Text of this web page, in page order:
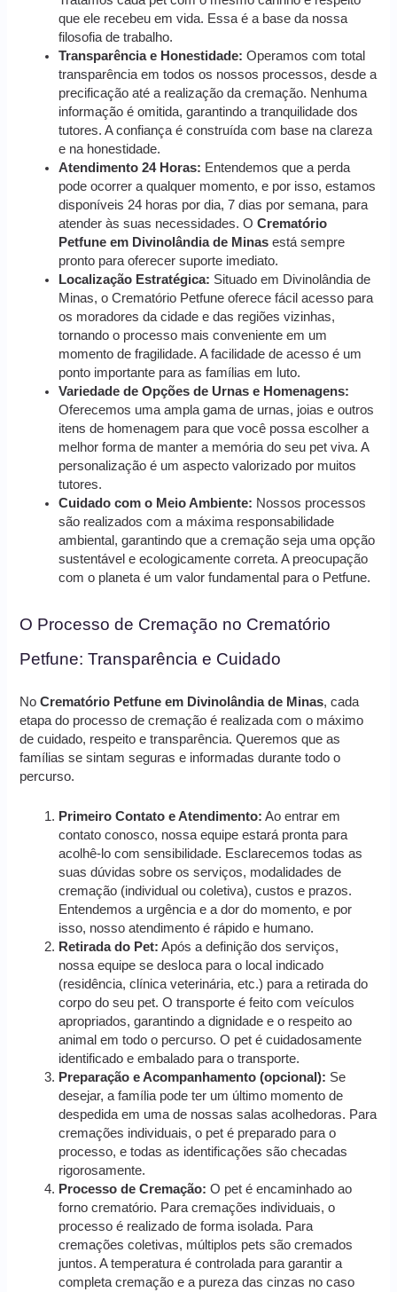
que ele recebeu em vida. Essa é a base da nossa
filosofia de trabalho.
Transparência e Honestidade: Operamos com total
transparência em todos os nossos processos, desde a
precificação até a realização da cremação. Nenhuma
informação é omitida, garantindo a tranquilidade dos
tutores. A confiança é construída com base na clareza
e na honestidade.
Atendimento 24 Horas: Entendemos que a perda
pode ocorrer a qualquer momento, e por isso, estamos
disponíveis 24 horas por dia, 7 dias por semana, para
atender às suas necessidades. OCrematório
Petfune em Divinolândia de Minas está sempre
pronto para oferecer suporte imediato.
Localização Estratégica: Situado em Divinolândia de
Minas, o Crematório Petfune oferece fácil acesso para
os moradores da cidade e das regiões vizinhas,
tornando o processo mais conveniente em um
momento de fragilidade. A facilidade de acesso é um
ponto importante para as famílias em luto.
Variedade de Opções de Urnas e Homenagens:
Oferecemos uma ampla gama de urnas, joias e outros
itens de homenagem para que você possa escolher a
melhor forma de manter a memória do seu pet viva. A
personalização é um aspecto valorizado por muitos
tutores.
Cuidado com o Meio Ambiente: Nossos processos
são realizados com a máxima responsabilidade
ambiental, garantindo que a cremação seja uma opção
sustentável e ecologicamente correta. A preocupação
com o planeta é um valor fundamental para o Petfune.
O Processo de Cremação no Crematório
Petfune: Transparência e Cuidado
NoCrematório Petfune em Divinolândia de Minas, cada
etapa do processo de cremação é realizada com o máximo
de cuidado, respeito e transparência. Queremos que as
famílias se sintam seguras e informadas durante todo o
percurso.
Primeiro Contato e Atendimento: Ao entrar em
contato conosco, nossa equipe estará pronta para
acolhê-lo com sensibilidade. Esclarecemos todas as
suas dúvidas sobre os serviços, modalidades de
cremação (individual ou coletiva), custos e prazos.
Entendemos a urgência e a dor do momento, e por
isso, nosso atendimento é rápido e humano.
Retirada do Pet: Após a definição dos serviços,
nossa equipe se desloca para o local indicado
(residência, clínica veterinária, etc.) para a retirada do
corpo do seu pet. O transporte é feito com veículos
apropriados, garantindo a dignidade e o respeito ao
animal em todo o percurso. O pet é cuidadosamente
identificado e embalado para o transporte.
Preparação e Acompanhamento (opcional): Se
desejar, a família pode ter um último momento de
despedida em uma de nossas salas acolhedoras. Para
cremações individuais, o pet é preparado para o
processo, e todas as identificações são checadas
rigorosamente.
Processo de Cremação: O pet é encaminhado ao
forno crematório. Para cremações individuais, o
processo é realizado de forma isolada. Para
cremações coletivas, múltiplos pets são cremados
juntos. A temperatura é controlada para garantir a
completa cremação e a pureza das cinzas no caso